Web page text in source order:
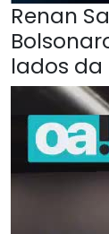
Renan
lados